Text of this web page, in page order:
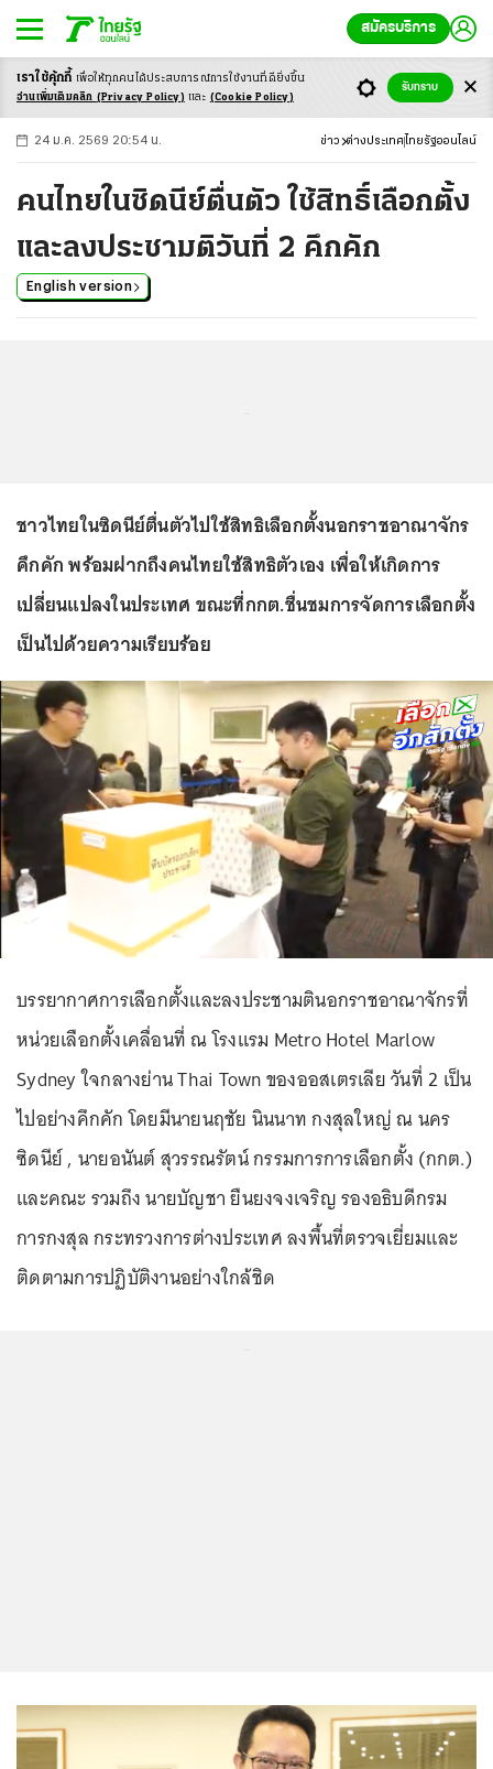
สมัครบริการ
-ก ก ก+
24 ม.ค. 2569 20:54 น. ข่าว ต่างประเทศ ไทยรัฐออนไลน์
คนไทยในซิดนีย์ตื่นตัว ใช้สิทธิ์เลือกตั้ง
และลงประชามติวันที่ 2 คึกคัก
English version
ชาวไทยในซิดนีย์ตื่นตัวไปใช้สิทธิเลือกตั้งนอกราชอาณาจักร
คึกคัก พร้อมฝากถึงคนไทยใช้สิทธิตัวเอง เพื่อให้เกิดการ
เปลี่ยนแปลงในประเทศ ขณะที่กกต.ชื่นชมการจัดการเลือกตั้ง
เป็นไปด้วยความเรียบร้อย
บรรยากาศการเลือกตั้งและลงประชามตินอกราชอาณาจักรที่
หน่วยเลือกตั้งเคลื่อนที่ ณ โรงแรม Metro Hotel Marlow
Sydney ใจกลางย่าน Thai Town ของออสเตรเลีย วันที่ 2 เป็น
ไปอย่างคึกคัก โดยมีนายนฤชัย นินนาท กงสุลใหญ่ ณ นคร
ซิดนีย์ , นายอนันต์ สุวรรณรัตน์ กรรมการการเลือกตั้ง (กกต.)
และคณะ รวมถึง นายบัญชา ยืนยงจงเจริญ รองอธิบดีกรม
การกงสุล กระทรวงการต่างประเทศ ลงพื้นที่ตรวจเยี่ยมและ
ติดตามการปฏิบัติงานอย่างใกล้ชิด
เราใช้คุ้กกี้ เพื่อให้ทุกคนได้ประสบการณ์การใช้งานที่ดียิ่งขึ้น
อ่านเพิ่มเติมคลิก (Privacy Policy) และ (Cookie Policy)
รับทราบ